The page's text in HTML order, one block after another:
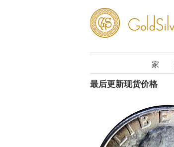
家
最后更新现货价格